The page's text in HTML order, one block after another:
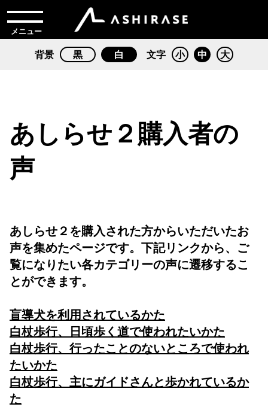
メニュー
背景 黒 白 文字 小 中 大
あしらせ２購入者の
声
あしらせ２を購入された方からいただいたお
声を集めたページです。下記リンクから、ご
覧になりたい各カテゴリーの声に遷移するこ
とができます。
盲導犬を利用されているかた
白杖歩行、日頃歩く道で使われたいかた
白杖歩行、行ったことのないところで使われ
たいかた
白杖歩行、主にガイドさんと歩かれているか
た